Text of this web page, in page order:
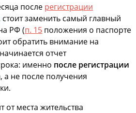
после регистрации
стоит заменить самый главный
РФ (п. 15 положения о паспорте
обратить внимание на
отчет
именно после регистрации
, а не после получения
от места жительства